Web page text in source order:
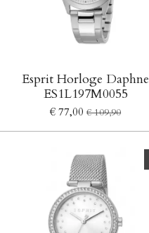
Esprit Horloge Daphne
ES1L197M0055
€ 77,00 € 109,90